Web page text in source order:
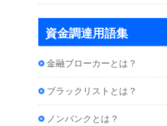
資金調達用語集
金融ブローカーとは？
ブラックリストとは？
ノンバンクとは？